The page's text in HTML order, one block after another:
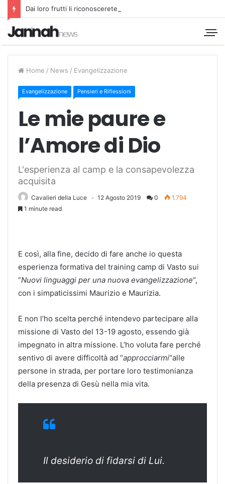
Dai loro frutti li riconoscerete
Home / News / Evangelizzazione
Evangelizzazione Pensieri e Riflessioni
Le mie paure e
l’Amore di Dio
L'esperienza al camp e la consapevolezza
acquisita
Cavalieri della Luce 12 Agosto 2019 0
1.794
1 minute read
E così, alla fine, decido di fare anche io questa
esperienza formativa del training camp di Vasto sui
“Nuovi linguaggi per una nuova evangelizzazione“,
con i simpaticissimi Maurizio e Maurizia.
E non l’ho scelta perché intendevo partecipare alla
missione di Vasto del 13-19 agosto, essendo già
impegnato in altra missione. L’ho voluta fare perché
sentivo di avere difficoltà ad “approcciarmi“alle
persone in strada, per portare loro testimonianza
della presenza di Gesù nella mia vita.
Il desiderio di fidarsi di Lui.